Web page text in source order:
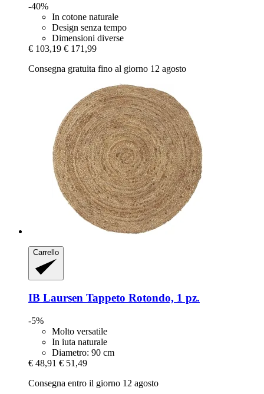
-40%
In cotone naturale
Design senza tempo
Dimensioni diverse
€ 103,19 € 171,99
Consegna gratuita fino al giorno 12 agosto
Carrello
IB Laursen Tappeto Rotondo, 1 pz.
-5%
Molto versatile
In iuta naturale
Diametro: 90 cm
€ 48,91 € 51,49
Consegna entro il giorno 12 agosto